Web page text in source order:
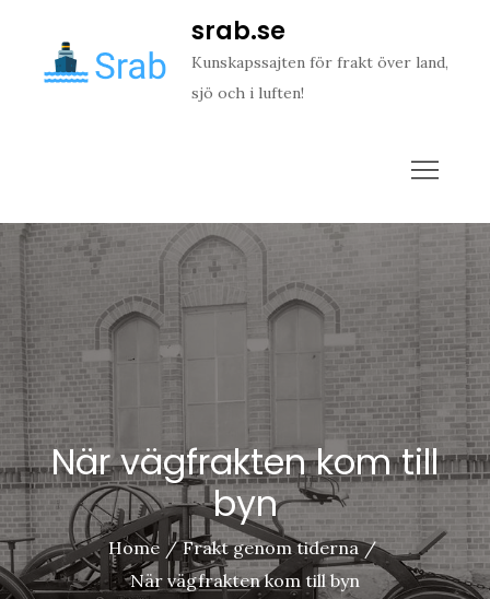
content
srab.se
Kunskapssajten för frakt över land,
sjö och i luften!
När vägfrakten kom till
byn
Home
Frakt genom tiderna
När vägfrakten kom till byn